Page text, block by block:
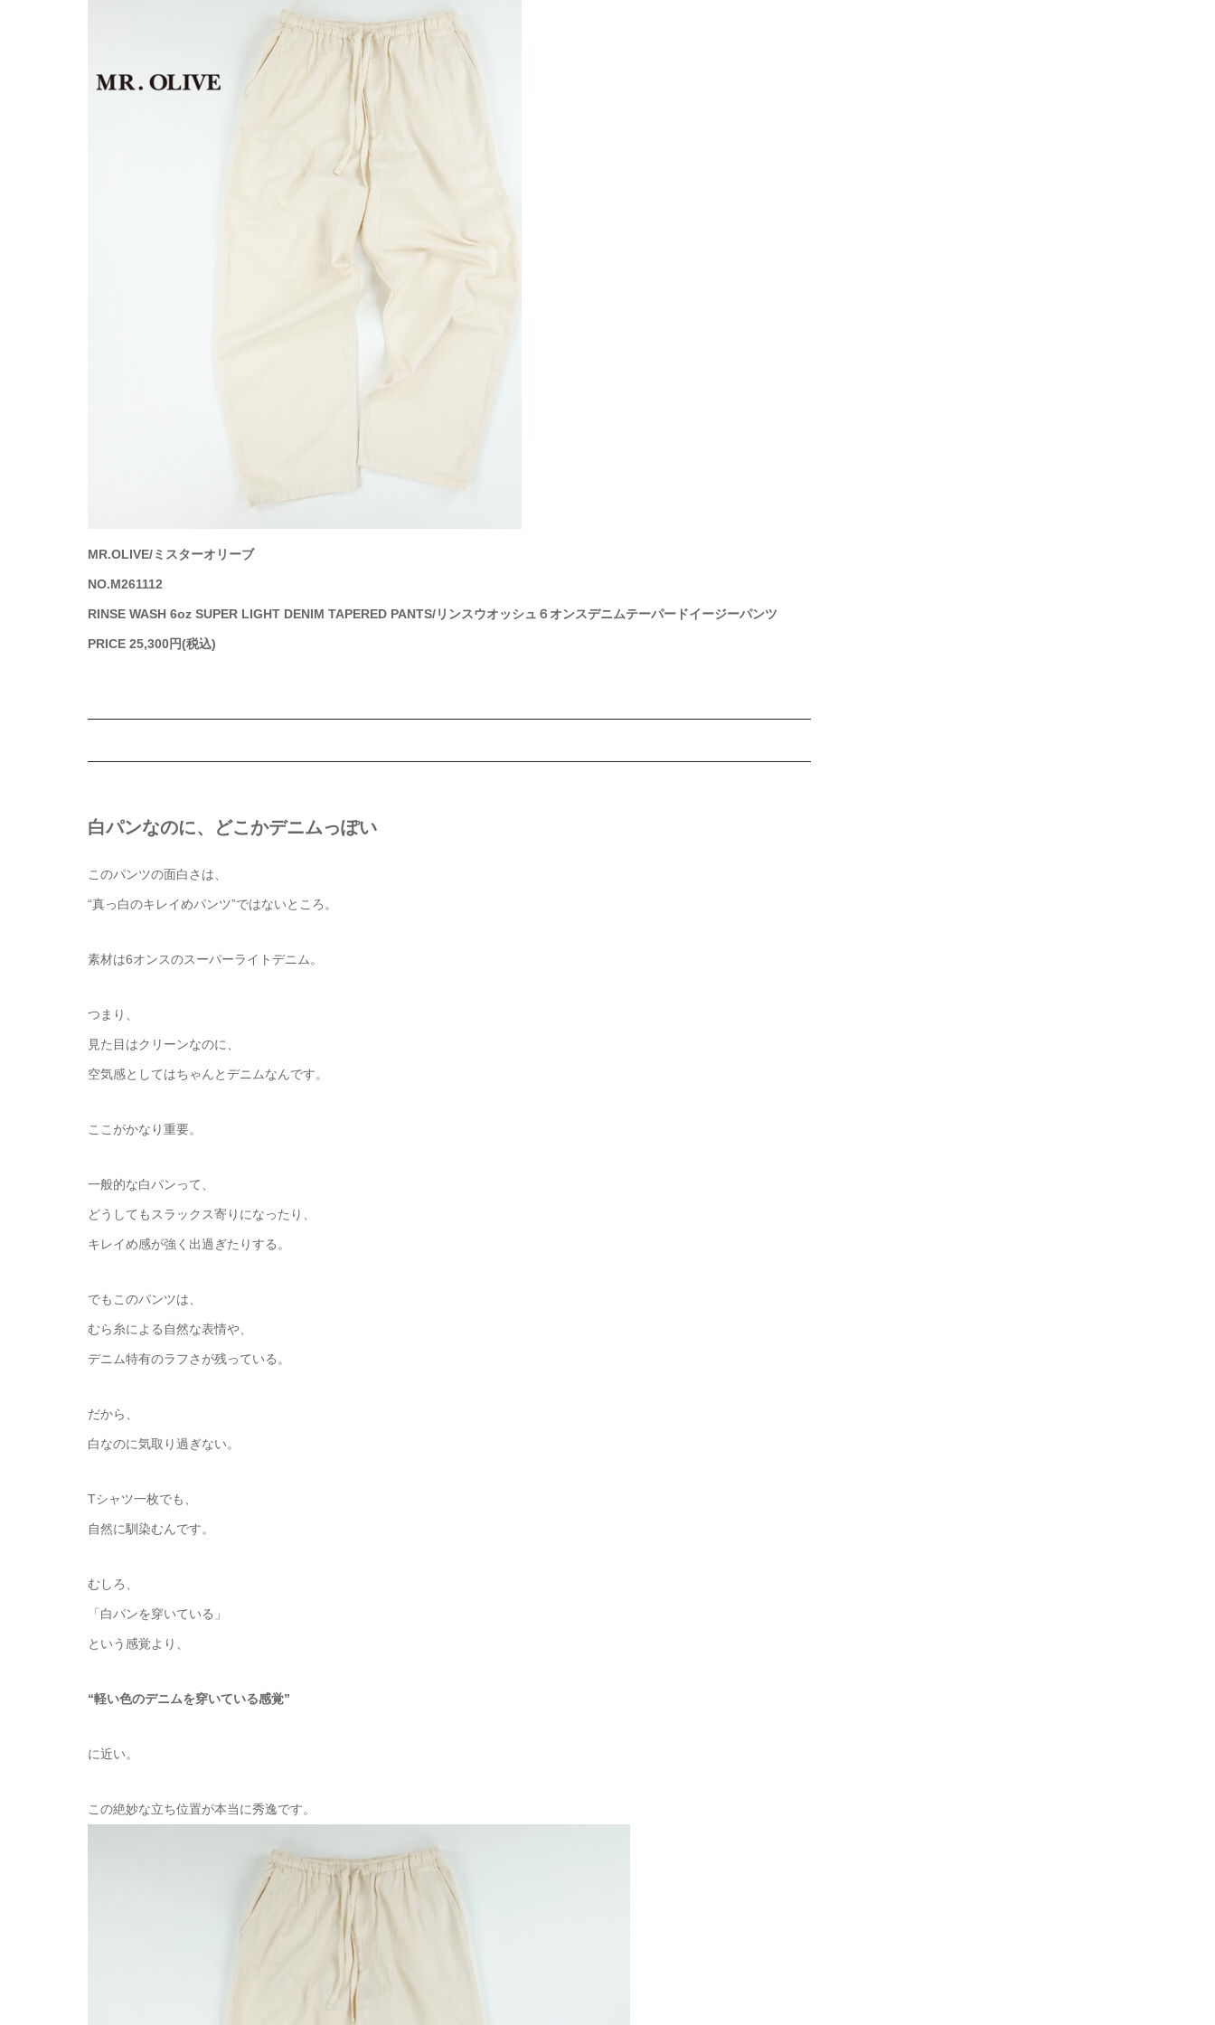
MR.OLIVE/ミスターオリーブ
NO.M261112
RINSE WASH 6oz SUPER LIGHT DENIM TAPERED PANTS/リンスウオッシュ６オンスデニムテーパードイージーパンツ
PRICE 25,300円(税込)
白パンなのに、どこかデニムっぽい
このパンツの面白さは、
“真っ白のキレイめパンツ”ではないところ。
素材は6オンスのスーパーライトデニム。
つまり、
見た目はクリーンなのに、
空気感としてはちゃんとデニムなんです。
ここがかなり重要。
一般的な白パンって、
どうしてもスラックス寄りになったり、
キレイめ感が強く出過ぎたりする。
でもこのパンツは、
むら糸による自然な表情や、
デニム特有のラフさが残っている。
だから、
白なのに気取り過ぎない。
Tシャツ一枚でも、
自然に馴染むんです。
むしろ、
「白パンを穿いている」
という感覚より、
“軽い色のデニムを穿いている感覚”
に近い。
この絶妙な立ち位置が本当に秀逸です。